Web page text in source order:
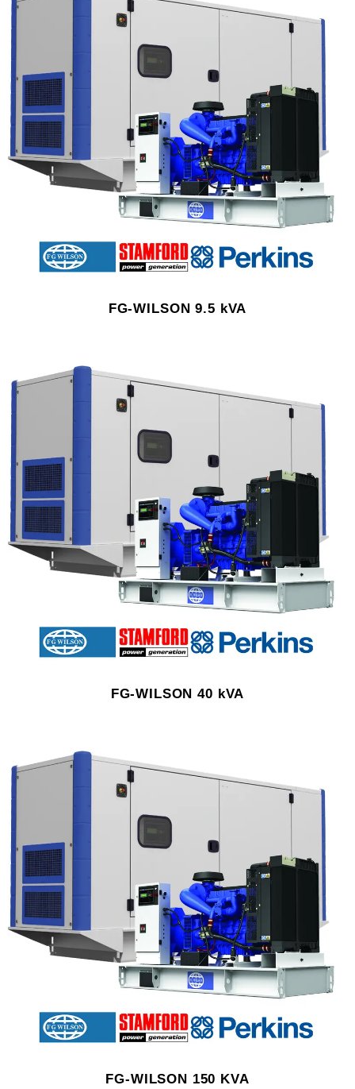
FG-WILSON 9.5 kVA
FG-WILSON 40 kVA
FG-WILSON 150 KVA